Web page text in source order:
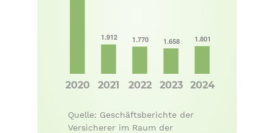
Quelle: Geschäftsberichte der
Versicherer im Raum der